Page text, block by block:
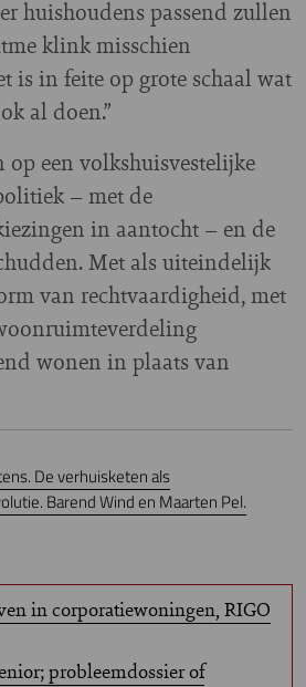
huishoudens passend zullen
klink misschien
is in feite op grote schaal wat
al doen.”
een volkshuisvestelijke
– met de
in aantocht – en de
Met als uiteindelijk
van rechtvaardigheid, met
wonen in plaats van
De verhuisketen als
Barend Wind en Maarten Pel.
in corporatiewoningen, RIGO
probleemdossier of